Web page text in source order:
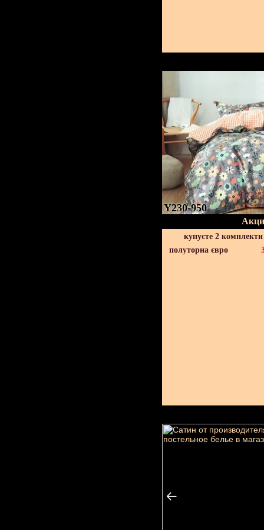
Y230-950
купуєте 2
полуторна євро